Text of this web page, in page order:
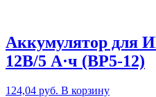
Аккумулятор для
12В/5 А·ч (BP5-12)
124,04 руб. В корзину